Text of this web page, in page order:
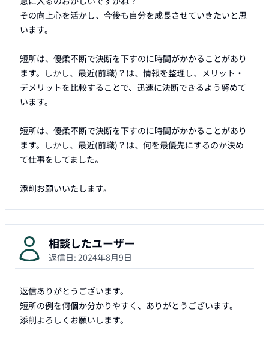
その向上心を活かし、今後も自分を成長させていきたいと思
います。
短所は、優柔不断で決断を下すのに時間がかかることがあり
ます。しかし、最近(前職)？は、情報を整理し、メリット・
デメリットを比較することで、迅速に決断できるよう努めて
います。
短所は、優柔不断で決断を下すのに時間がかかることがあり
ます。しかし、最近(前職)？は、何を最優先にするのか決め
て仕事をしてました。
添削お願いいたします。
相談したユーザー
返信日: 2024年8月9日
返信ありがとうございます。
短所の例を何個か分かりやすく、ありがとうございます。
添削よろしくお願いします。